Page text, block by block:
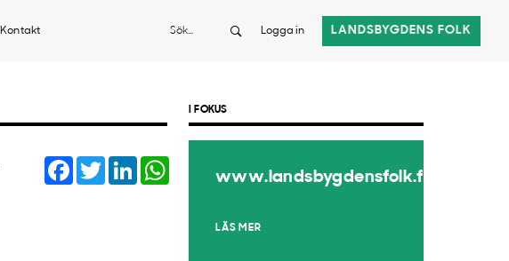
Kontakt Sök Logga in LANDSBYGDENS FOLK
Facebook
TwitterLinkedIn
I FOKUS
www.landsbygdensfolk.fi
LÄS MER